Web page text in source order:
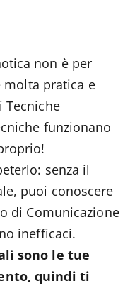
non è per
pratica e
Tecniche
funzionano
senza il
puoi conoscere
o di Comunicazione
inefficaci.
sono le tue
quindi ti